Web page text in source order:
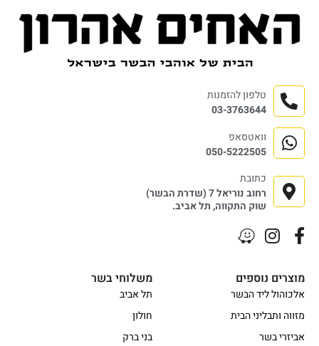
משלוחי בשר
תל אביב
חולון
בני ברק
מוצרים נוספים
אלכוהול ליד הבשר
מזווה ותבליני הבית
אביזרי בשר
טלפון להזמנות
03-3763644
וואטסאפ
050-5222505
כתובת
רחוב נוריאל 7 (שדרת הבשר)
שוק התקווה, תל אביב.